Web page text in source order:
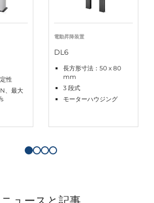
性
、最大
電動昇降装置
DL6
長方形寸法：50 x 80
mm
3 段式
モーターハウジング